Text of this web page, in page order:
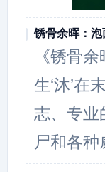
锈骨余晖：
《锈骨
生‘沐’在
志、专业
尸和各